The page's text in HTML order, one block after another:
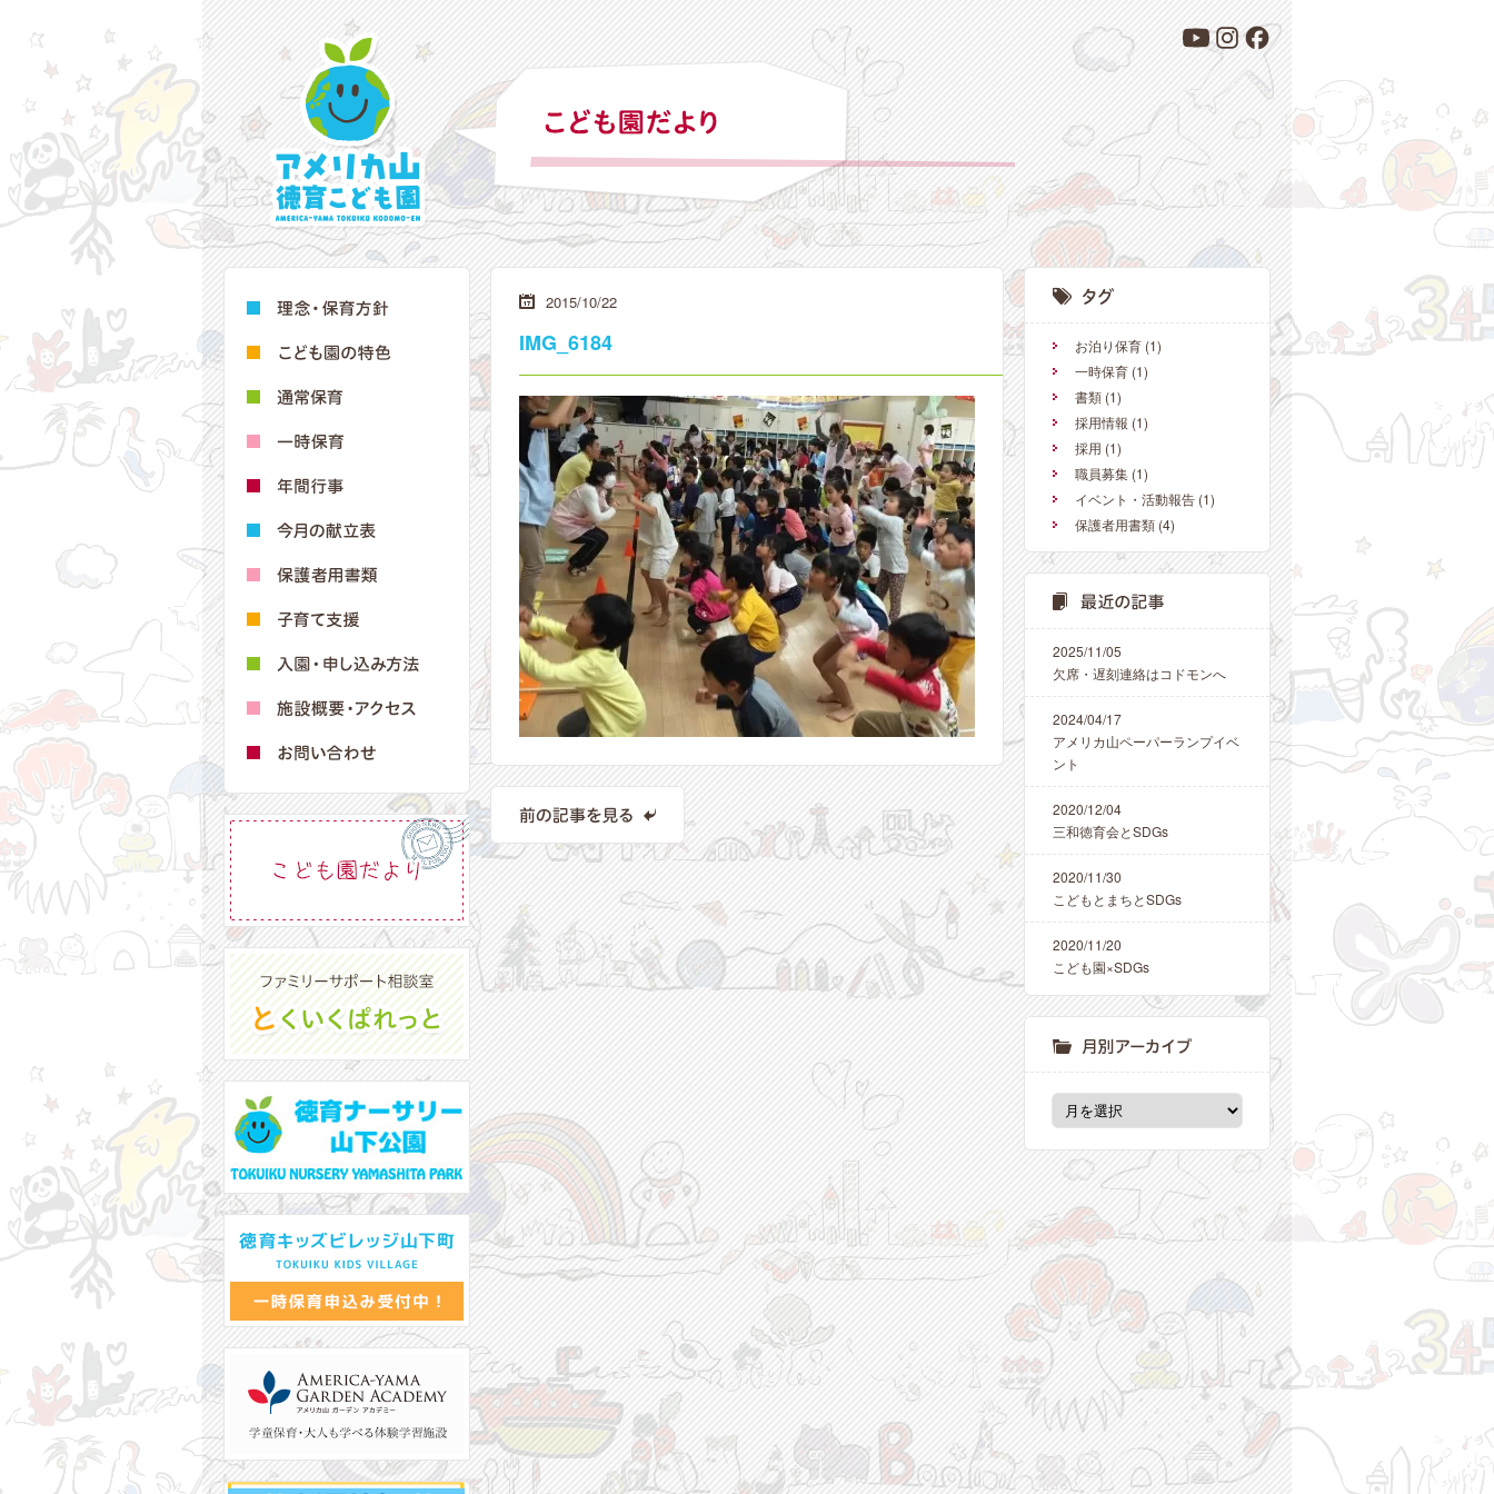
2015/10/22
IMG_6184 お泊り保育 (1)
一時保育 (1)
書類 (1)
採用情報 (1)
採用 (1)
職員募集 (1)
イベント・活動報告 (1)
保護者用書類 (4)
2025/11/05
欠席・遅刻連絡はコドモンへ
2024/04/17
アメリカ山ペーパーランプイベ
ント
2020/12/04
三和徳育会とSDGs
2020/11/30
こどもとまちとSDGs
2020/11/20
こども園×SDGs